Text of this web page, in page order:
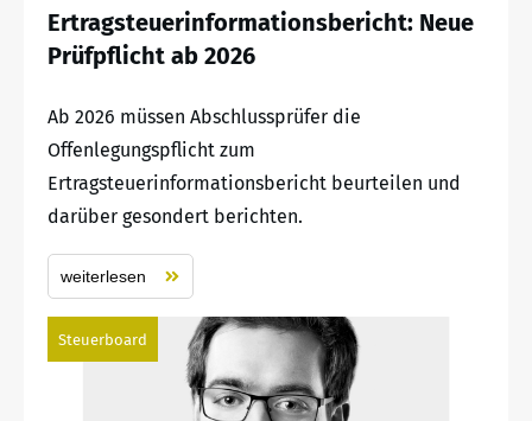
Ertragsteuerinformationsbericht: Neue
Prüfpflicht ab 2026
Ab 2026 müssen Abschlussprüfer die
Offenlegungspflicht zum
Ertragsteuerinformationsbericht beurteilen und
darüber gesondert berichten.
weiterlesen
Steuerboard